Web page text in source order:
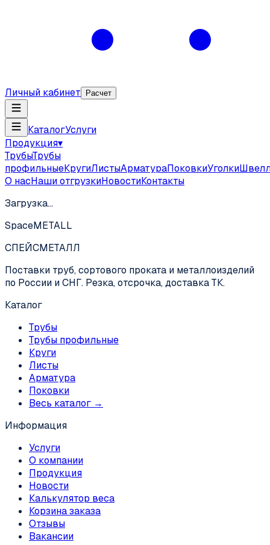
Личный кабинет Расчет
КаталогУслуги
Продукция▾
ТрубыТрубы
профильныеКругиЛистыАрматураПоковкиУголки
О насНаши отгрузкиНовостиКонтакты
Загрузка…
SpaceMETALL
СПЕЙСМЕТАЛЛ
Поставки труб, сортового проката и металлоизделий
по России и СНГ. Резка, отсрочка, доставка ТК.
Каталог
Трубы
Трубы профильные
Круги
Листы
Арматура
Поковки
Весь каталог →
Информация
Услуги
О компании
Продукция
Новости
Калькулятор веса
Корзина заказа
Отзывы
Вакансии